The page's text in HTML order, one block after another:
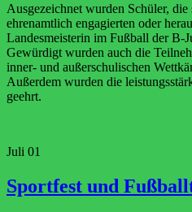
Ausgezeichnet wurden Schüler,
ehrenamtlich engagierten oder
Landesmeisterin im Fußball der B-
Gewürdigt wurden auch die
inner- und außerschulischen
Außerdem wurden die
geehrt.
Juli 01
Sportfest und